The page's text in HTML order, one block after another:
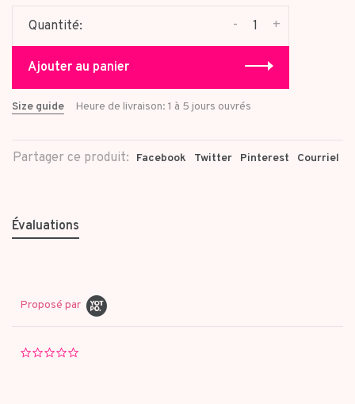
Quantité: +
-
Ajouter au panier
Size guide Heure de livraison: 1 à 5 jours ouvrés
Partager ce produit: Facebook Twitter Pinterest Courriel
Évaluations
Proposé par